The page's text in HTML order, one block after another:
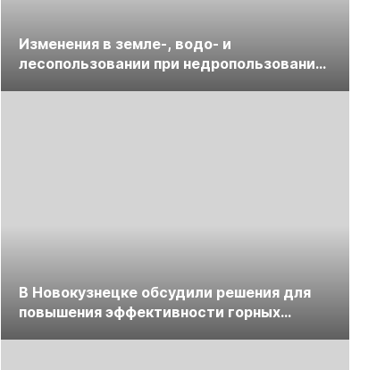
Изменения в земле-, водо- и
лесопользовании при недропользовании
В Новокузнецке обсудили решения для
повышения эффективности горных